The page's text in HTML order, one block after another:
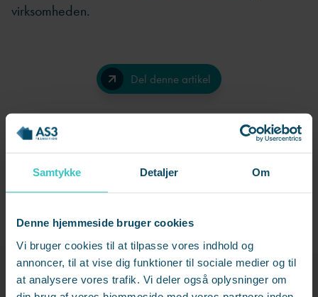
Samtykke Detaljer Om
Denne hjemmeside bruger cookies
Vi bruger cookies til at tilpasse vores indhold og
annoncer, til at vise dig funktioner til sociale medier og til
at analysere vores trafik. Vi deler også oplysninger om
virksomheden.
Del denne artikel
Facebook
Send på e-mail
Vil du høre mere